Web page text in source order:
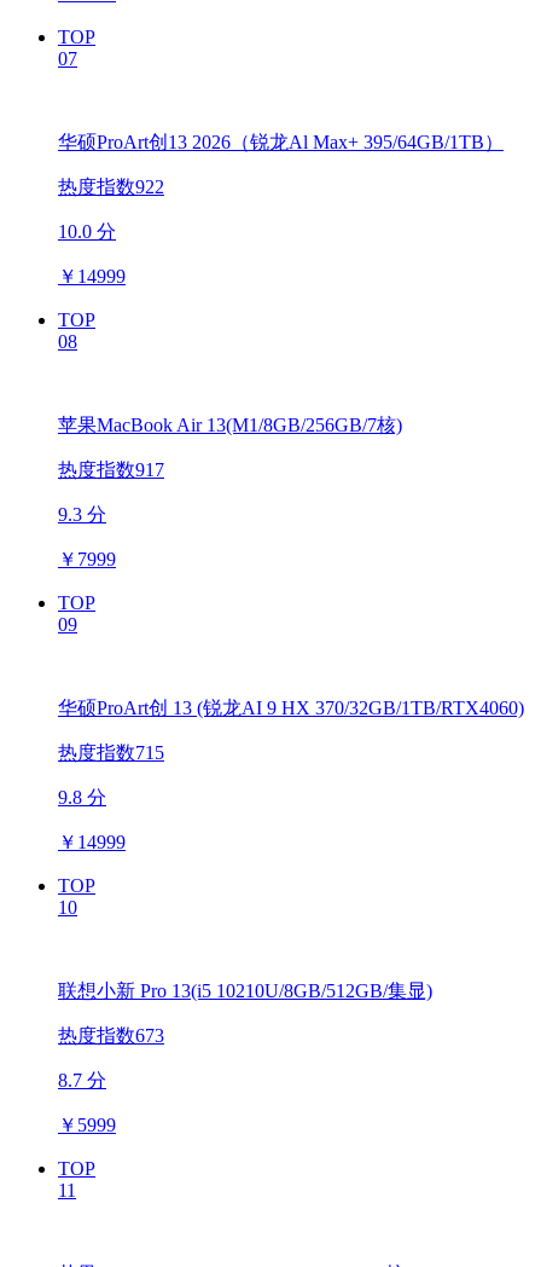
TOP
07
华硕ProArt创13 2026（锐龙Al Max+ 395/64GB/1TB）
热度指数922
10.0 分
￥ 14999
TOP
08
苹果MacBook Air 13(M1/8GB/256GB/7核)
热度指数917
9.3 分
￥ 7999
TOP
09
华硕ProArt创 13 (锐龙AI 9 HX 370/32GB/1TB/RTX4060)
热度指数715
9.8 分
￥ 14999
TOP
10
联想小新 Pro 13(i5 10210U/8GB/512GB/集显)
热度指数673
8.7 分
￥ 5999
TOP
11